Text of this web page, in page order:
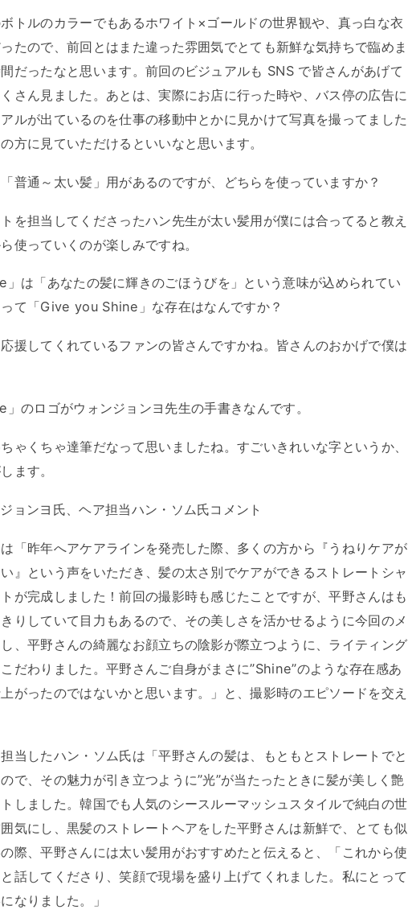
トルのカラーでもあるホワイト×ゴールドの世界観や、真っ白な衣
たので、前回とはまた違った雰囲気でとても新鮮な気持ちで臨めま
だったなと思います。前回のビジュアルも SNS で皆さんがあげて
さん見ました。あとは、実際にお店に行った時や、バス停の広告に
ルが出ているのを仕事の移動中とかに見かけて写真を撮ってました
方に見ていただけるといいなと思います。
通～太い髪」用があるのですが、どちらを使っていますか？
を担当してくださったハン先生が太い髪用が僕には合ってると教え
使っていくのが楽しみですね。
「あなたの髪に輝きのごほうびを」という意味が込められてい
て「Give you Shine」な存在はなんですか？
援してくれているファンの皆さんですかね。皆さんのおかげで僕は
ロゴがウォンジョンヨ先生の手書きなんです。
ゃくちゃ達筆だなって思いましたね。すごいきれいな字というか、
ます。
ョンヨ氏、ヘア担当ハン・ソム氏コメント
「昨年へアケアラインを発売した際、多くの方から『うねりケアが
』という声をいただき、髪の太さ別でケアができるストレートシャ
が完成しました！前回の撮影時も感じたことですが、平野さんはも
りしていて目力もあるので、その美しさを活かせるように今回のメ
、平野さんの綺麗なお顔立ちの陰影が際立つように、ライティング
だわりました。平野さんご自身がまさに”Shine”のような存在感あ
がったのではないかと思います。」と、撮影時のエピソードを交え
当したハン・ソム氏は「平野さんの髪は、もともとストレートでと
で、その魅力が引き立つように”光”が当たったときに髪が美しく艶
しました。韓国でも人気のシースルーマッシュスタイルで純白の世
気にし、黒髪のストレートヘアをした平野さんは新鮮で、とても似
際、平野さんには太い髪用がおすすめたと伝えると、「これから使
話してくださり、笑顔で現場を盛り上げてくれました。私にとって
なりました。」